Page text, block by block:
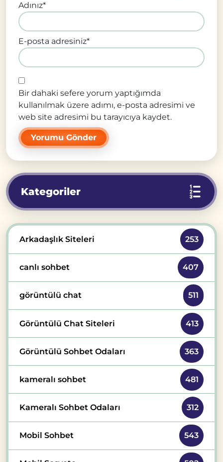
Adınız*
E-posta adresiniz*
Bir dahaki sefere yorum yaptığımda
kullanılmak üzere adımı, e-posta adresimi ve
web site adresimi bu tarayıcıya kaydet.
Kategoriler
Arkadaşlık Siteleri 253
canlı sohbet 407
görüntülü chat 511
Görüntülü Chat Siteleri 413
Görüntülü Sohbet Odaları 363
kameralı sohbet 481
Kameralı Sohbet Odaları 312
Mobil Sohbet 543